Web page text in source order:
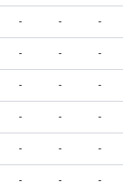
- - -
- - -
- - -
- - -
- - -
- - -